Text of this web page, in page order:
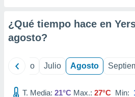
e
mediante
publicidad
publicidad
¿Qué tiempo hace en
agosto?
Junio Julio Agosto
T. Media: 21°C Max.: 27°C Min: